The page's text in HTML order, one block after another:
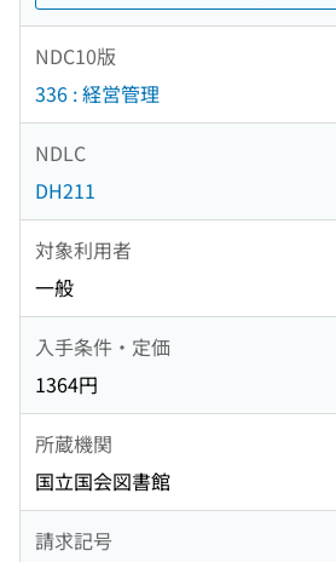
NDC10版
336 : 経営管理
NDLC
DH211
対象利用者
一般
入手条件・定価
1364円
所蔵機関
国立国会図書館
請求記号